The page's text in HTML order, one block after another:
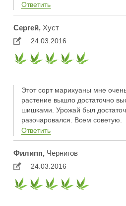
Ответить
Сергей,Хуст
24.03.2016
Этот сорт марихуаны мне
растение вышло достаточно
шишками. Урожай был
разочаровался. Всем советую.
Ответить
Филипп,Чернигов
24.03.2016